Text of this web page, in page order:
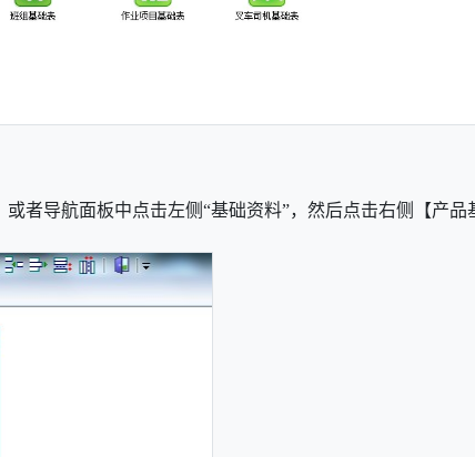
者导航面板中点击左侧“基础资料”，然后点击右侧【产品